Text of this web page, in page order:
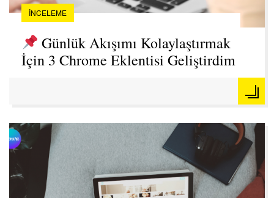
İNCELEME
Günlük Akışımı Kolaylaştırmak
İçin 3 Chrome Eklentisi Geliştirdim